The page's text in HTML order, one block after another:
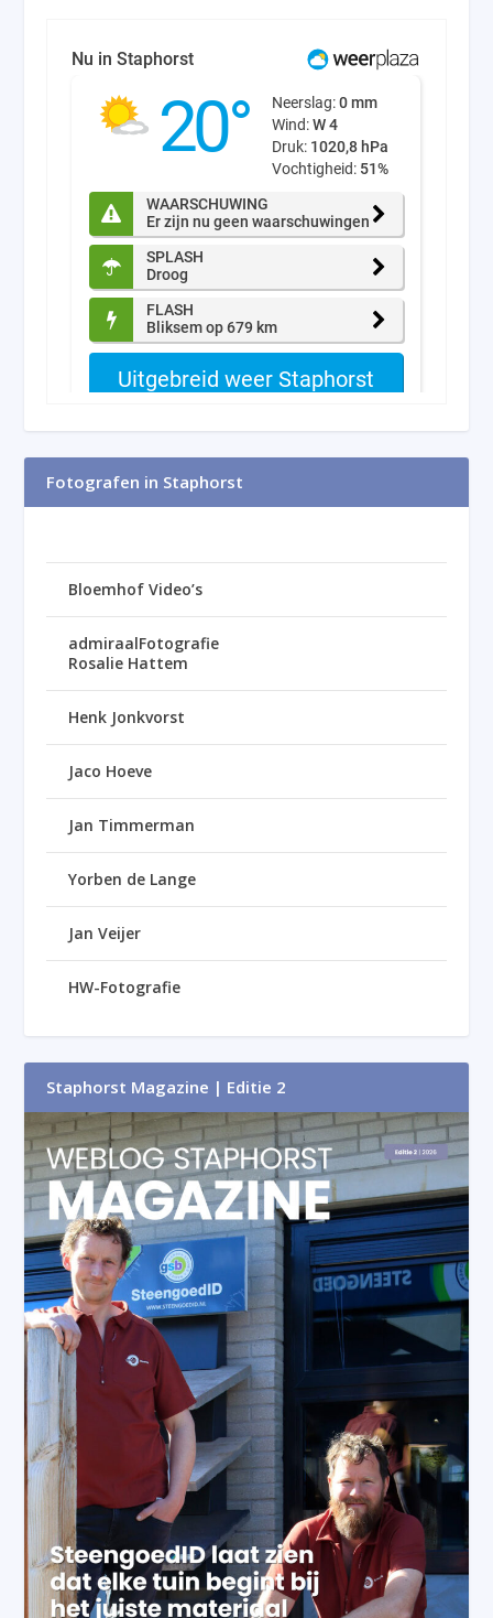
Fotografen in Staphorst
Bloemhof Video’s
admiraalFotografie
Rosalie Hattem
Henk Jonkvorst
Jaco Hoeve
Jan Timmerman
Yorben de Lange
Jan Veijer
HW-Fotografie
Staphorst Magazine | Editie 2